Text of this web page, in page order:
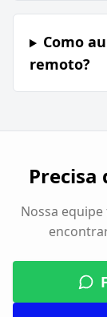
Como
remoto?
Precisa
Nossa